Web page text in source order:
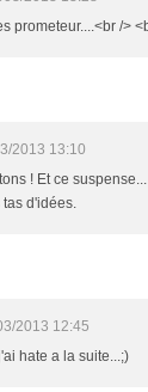
prometeur....<br />
2013 13:10
! Et ce
d'idées.
2013 12:45
hate a la suite...;)